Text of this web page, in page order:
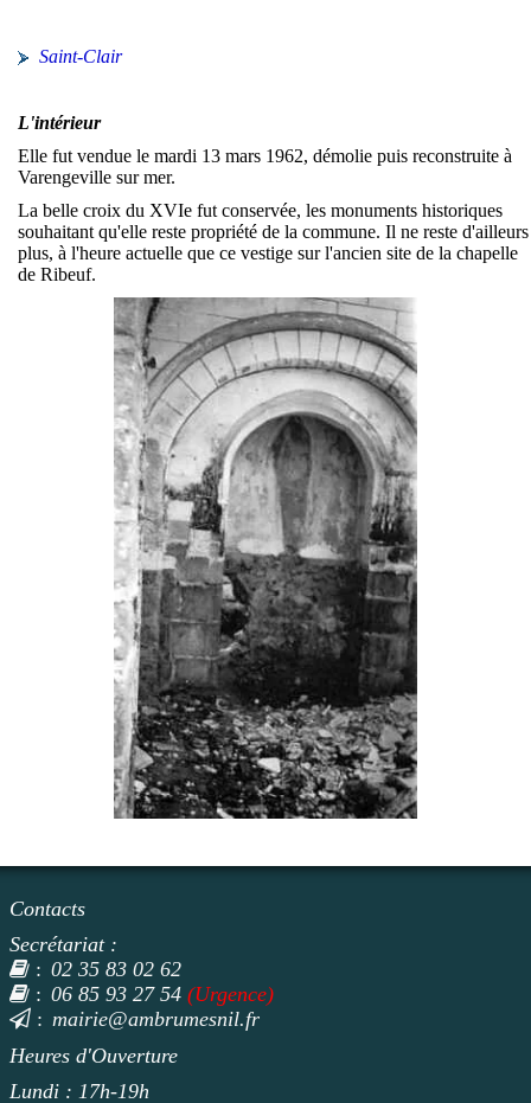
Saint-Clair
L'intérieur
Elle fut vendue le mardi 13 mars 1962, démolie puis reconstruite à
Varengeville sur mer.
La belle croix du XVIe fut conservée, les monuments historiques
souhaitant qu'elle reste propriété de la commune. Il ne reste d'ailleurs
plus, à l'heure actuelle que ce vestige sur l'ancien site de la chapelle
de Ribeuf.
Contacts
Secrétariat :
: 02 35 83 02 62
: 06 85 93 27 54 (Urgence)
: mairie@ambrumesnil.fr
Heures d'Ouverture
Lundi : 17h-19h